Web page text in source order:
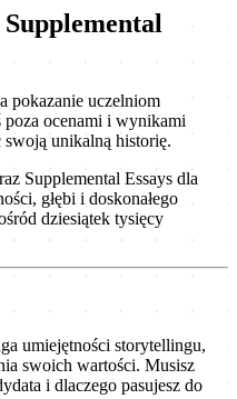
pokazanie uczelniom
poza ocenami i wynikami
unikalną historię.
Supplemental Essays dla
głębi i doskonałego
dziesiątek tysięcy
umiejętności storytellingu,
swoich wartości. Musisz
i dlaczego pasujesz do